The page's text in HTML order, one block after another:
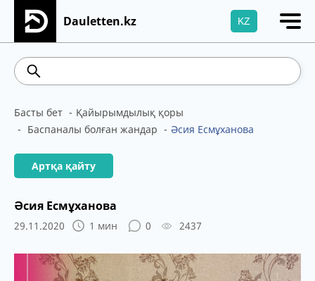
Dauletten.kz KZ
Сіздің өтінішіңіз сәтті жіберілді, Рақмет!
Басты бет
Қайырымдылық қоры
Баспаналы болған жандар
Әсия Есмұханова
Артқа қайту
Әсия Есмұханова
29.11.2020 1 мин 0 2437